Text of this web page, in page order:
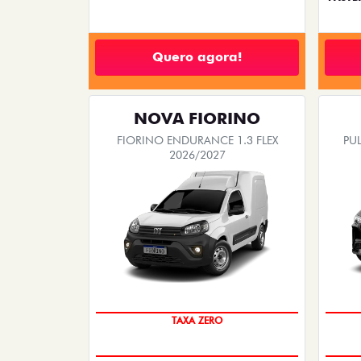
Quero agora!
NOVA FIORINO
FIORINO ENDURANCE 1.3 FLEX
2026/2027
TAXA ZERO